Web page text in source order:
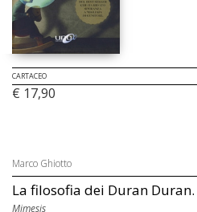
CARTACEO
€ 17,90
Marco Ghiotto
La filosofia dei Duran Duran.
Mimesis